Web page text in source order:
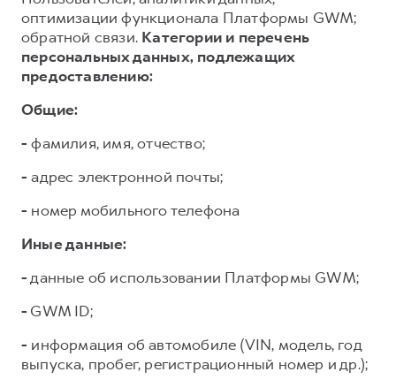
оптимизации функционала Платформы GWM;
обратной связи. Категории и перечень
персональных данных, подлежащих
предоставлению:
Общие:
- фамилия, имя, отчество;
- адрес электронной почты;
- номер мобильного телефона
Иные данные:
-данные об использовании Платформы GWM;
- GWM ID;
- информация об автомобиле (VIN, модель, год
выпуска, пробег, регистрационный номер и др.);